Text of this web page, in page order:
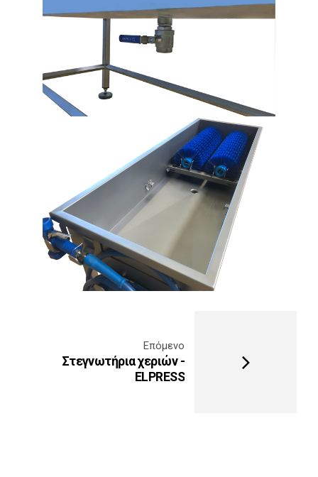
Επόμενο
Στεγνωτήρια χεριών -
ELPRESS